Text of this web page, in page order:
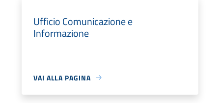
Ufficio Comunicazione e
Informazione
VAI ALLA PAGINA